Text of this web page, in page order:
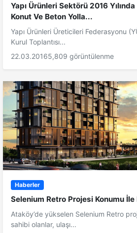
Yapı Ürünleri Sektörü 2016
Konut Ve Beton Yolla...
Yapı Ürünleri Üreticileri Federasyonu
Kurul Toplantısı...
22.03.20165,809 görüntülenme
Haberler
Selenium Retro Projesi Konumu
Ataköy’de yükselen Selenium Retro
sahibi olanlar, ulaşı...